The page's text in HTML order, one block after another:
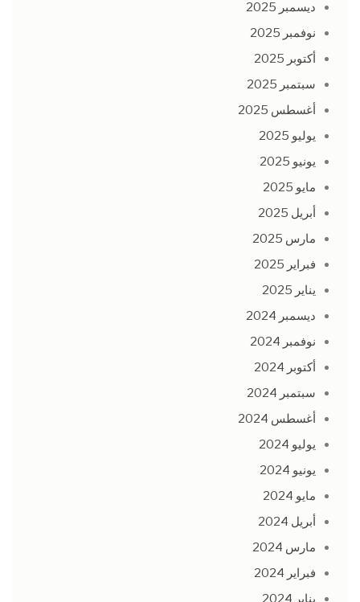
ديسمبر 2025
نوفمبر 2025
أكتوبر 2025
سبتمبر 2025
أغسطس 2025
يوليو 2025
يونيو 2025
مايو 2025
أبريل 2025
مارس 2025
فبراير 2025
يناير 2025
ديسمبر 2024
نوفمبر 2024
أكتوبر 2024
سبتمبر 2024
أغسطس 2024
يوليو 2024
يونيو 2024
مايو 2024
أبريل 2024
مارس 2024
فبراير 2024